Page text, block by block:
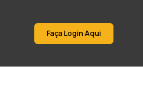
Faça Login Aqui